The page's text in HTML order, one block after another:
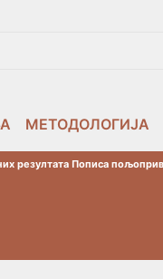
МЕТОДОЛОГИЈА
резултата Пописа